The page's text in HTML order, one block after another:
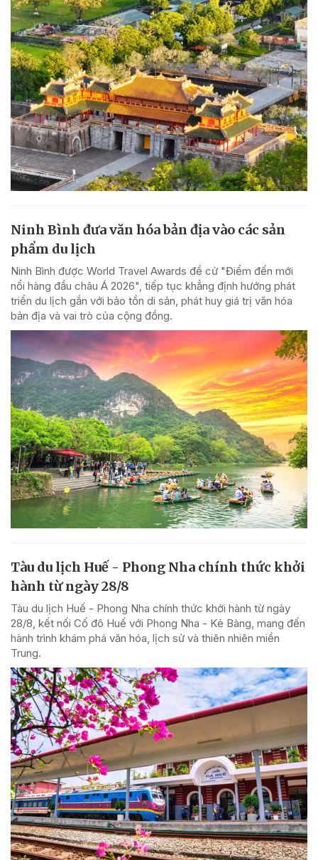
Ninh Bình đưa văn hóa bản địa vào các sản
phẩm du lịch
Ninh Bình được World Travel Awards đề cử "Điểm đến mới
nổi hàng đầu châu Á 2026", tiếp tục khẳng định hướng phát
triển du lịch gắn với bảo tồn di sản, phát huy giá trị văn hóa
bản địa và vai trò của cộng đồng.
Tàu du lịch Huế - Phong Nha chính thức khởi
hành từ ngày 28/8
Tàu du lịch Huế - Phong Nha chính thức khởi hành từ ngày
28/8, kết nối Cố đô Huế với Phong Nha - Kẻ Bàng, mang đến
hành trình khám phá văn hóa, lịch sử và thiên nhiên miền
Trung.